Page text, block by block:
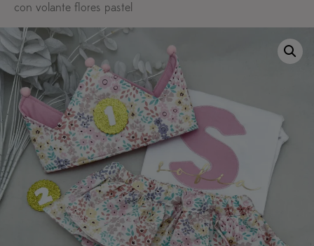
con volante flores pastel